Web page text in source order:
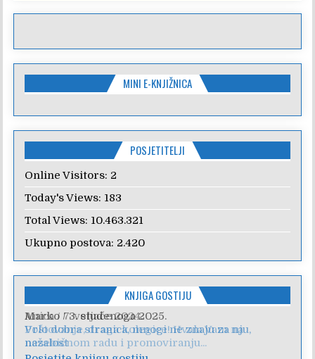
MINI E-KNJIŽNICA
POSJETITELJI
Online Visitors: 2
Today's Views: 183
Total Views: 10.463.321
Ukupno postova: 2.420
KNJIGA GOSTIJU
Anica/7. veljače 2024.
Poštovanje, draga kolegice! Hvala Vam na
nesebičnom radu i promoviranju...